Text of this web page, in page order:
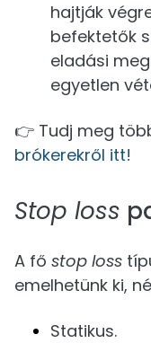
hajtják
befektetők
eladási
egyetlen
👉 Tudj meg
brókerekről itt!
Stop loss
A fő stop loss
emelhetünk ki,
Statikus.